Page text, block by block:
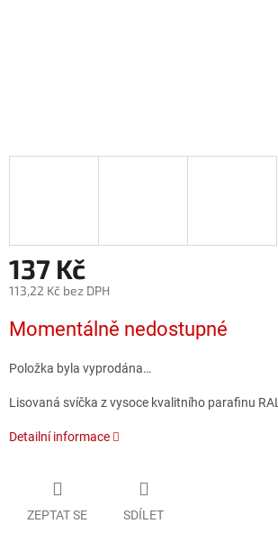
137 Kč
113,22 Kč bez DPH
cena:
Momentálně nedostupné
Položka byla vyprodána…
Lisovaná svíčka z vysoce kvalitního parafinu RAL
Detailní informace
ZEPTAT SE SDÍLET